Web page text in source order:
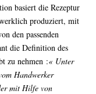
basiert die Rezeptur
produziert, mit
den passenden
die Definition des
zu nehmen :« Unter
Handwerker
mit Hilfe von